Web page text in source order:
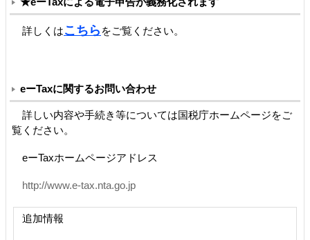
詳しくはこちら をご覧ください。
eーTaxに関するお問い合わせ
詳しい内容や手続き等については国税庁ホームページをご
覧ください。
eーTaxホームページアドレス
http://www.e-tax.nta.go.jp
追加情報